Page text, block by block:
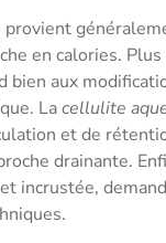
provient
en calories.
bien aux
Lacellulite
et de
drainante.
incrustée,